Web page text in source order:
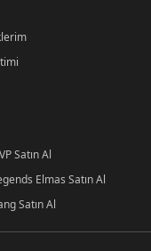
Satın Al
Elmas Satın Al
Satın Al